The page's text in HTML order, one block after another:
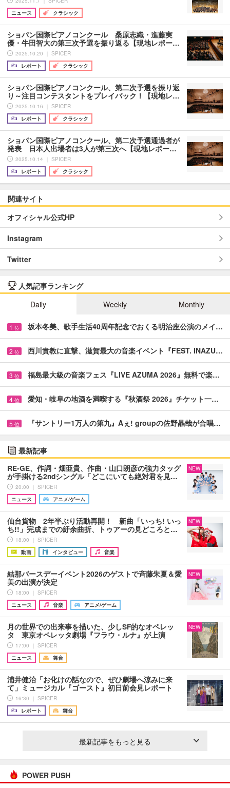
ニュース
クラシック
ショパン国際ピアノコンクール 桑原志織・進藤実
優・牛田智大の第三次予選を振り返る【現地レポー…
2025.10.20 ｜ SPICER
レポート
クラシック
ショパン国際ピアノコンクール、第二次予選を振り返
り～注目コンテスタントをプレイバック！【現地レ…
2025.10.16 ｜ SPICER
レポート
クラシック
ショパン国際ピアノコンクール、第二次予選通過者が
発表 日本人出場者は3人が第三次へ【現地レポー…
2025.10.14 ｜ SPICER
レポート
クラシック
関連サイト
オフィシャル公式HP
Instagram
Twitter
人気記事ランキング
Daily
Weekly Monthly
1 位 坂本冬美、歌手生活40周年記念でおくる明治座公演のメイ…
2 位 西川貴教に直撃、滋賀最大の音楽イベント『FEST. INAZU…
3 位 福島最大級の音楽フェス『LIVE AZUMA 2026』無料で楽…
4 位 愛知・岐阜の地酒を満喫する『秋酒祭 2026』チケット一…
5 位 『サントリー1万人の第九』Aぇ! groupの佐野晶哉が合唱…
最新記事
RE-GE、作詞・畑亜貴、作曲・山口朗彦の強力タッグ
が手掛ける2ndシングル「どこにいても絶対君を見…
20:00 ｜ SPICER
ニュース
アニメ/ゲーム
NEW
仙台貨物 2年半ぶり活動再開！ 新曲「いっち! いっ
ち!!」完成までの紆余曲折、トゥアーの見どころと…
18:00 ｜ SPICER
動画
インタビュー 音楽
NEW
結那バースデーイベント2026のゲストで斉藤朱夏＆愛
美の出演が決定
18:00 ｜ SPICER
ニュース
音楽 アニメ/ゲーム
NEW
月の世界での出来事を描いた、少しSF的なオペレッ
タ 東京オペレッタ劇場『フラウ・ルナ』が上演
17:00 ｜ SPICER
ニュース
舞台
NEW
浦井健治「お化けの話なので、ぜひ劇場へ涼みに来
て」ミュージカル『ゴースト』初日前会見レポート
16:30 ｜ SPICER
レポート
舞台
最新記事をもっと見る
POWER PUSH